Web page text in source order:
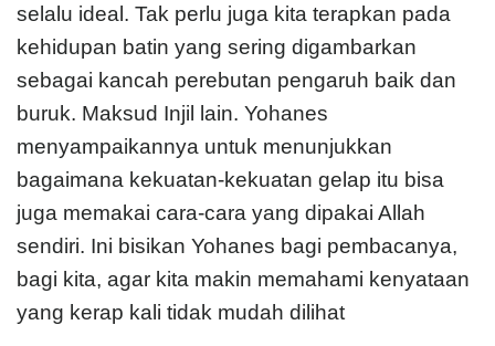
selalu ideal. Tak perlu juga kita terapkan pada
kehidupan batin yang sering digambarkan
sebagai kancah perebutan pengaruh baik dan
buruk. Maksud Injil lain. Yohanes
menyampaikannya untuk menunjukkan
bagaimana kekuatan-kekuatan gelap itu bisa
juga memakai cara-cara yang dipakai Allah
sendiri. Ini bisikan Yohanes bagi pembacanya,
bagi kita, agar kita makin memahami kenyataan
yang kerap kali tidak mudah dilihat